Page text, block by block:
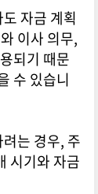
자금 계획
이사 의무,
되기 때문
수 있습니
는 경우, 주
시기와 자금